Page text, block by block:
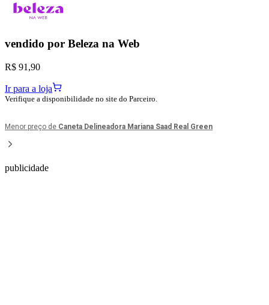
vendido por Beleza na Web
R$ 91,90
Ir para a loja
Verifique a disponibilidade no site do Parceiro.
Menor preço de Caneta Delineadora Mariana Saad Real Green
publicidade